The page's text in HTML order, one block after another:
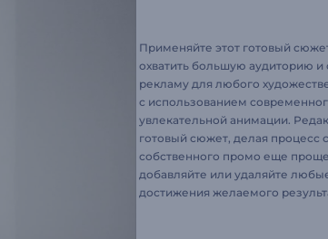
Применяйте этот готовый
охватить большую аудиторию и
рекламу для любого
с использованием
увлекательной анимации.
готовый сюжет, делая процесс
собственного промо еще
добавляйте или удаляйте
достижения желаемого